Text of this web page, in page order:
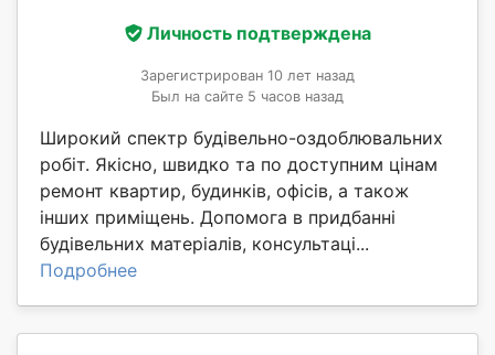
Личность подтверждена
Зарегистрирован 10 лет назад
Был на сайте 5 часов назад
Широкий спектр будівельно-оздоблювальних
робіт. Якісно, швидко та по доступним цінам
ремонт квартир, будинків, офісів, а також
інших приміщень. Допомога в придбанні
будівельних матеріалів, консультаці...
Подробнее